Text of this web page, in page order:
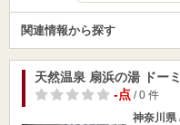
関連情報から探す
天然温泉 扇浜の湯 ドー
-点/ 0 件
神奈川県